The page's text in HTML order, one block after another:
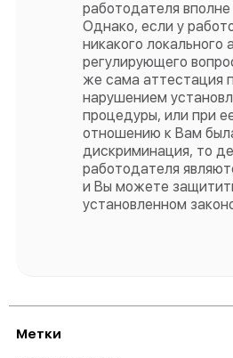
работодателя
Однако, если у
никакого локального
регулирующего
же сама аттестация
нарушением
процедуры, или при
отношению к Вам
дискриминация, то
работодателя
и Вы можете
установленном
Метки